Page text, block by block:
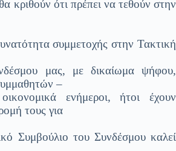
κριθούν ότι πρέπει να τεθούν στην
συμμετοχής στην Τακτική
μας, με δικαίωμα ψήφου,
–
ενήμεροι, ήτοι έχουν
τους για
Συμβούλιο του Συνδέσμου καλεί